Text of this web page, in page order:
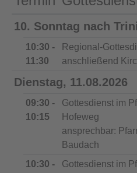
10. Sonntag nach
10:30 -
11:30
Regional-
anschließend
Dienstag, 11.08.2026
09:30 -
10:15
Gottesdienst im
Hofeweg
ansprechbar:
Baudach
10:30 -
Gottesdienst im